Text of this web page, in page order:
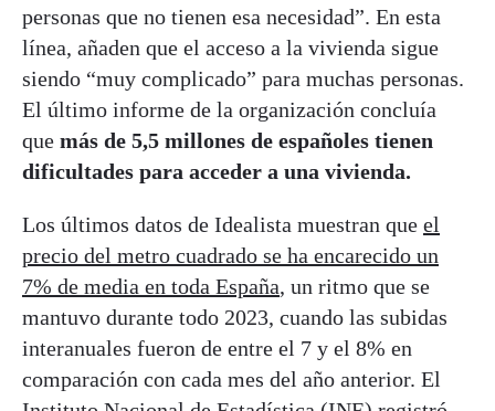
personas que no tienen esa necesidad”. En esta
línea, añaden que el acceso a la vivienda sigue
siendo “muy complicado” para muchas personas.
El último informe de la organización concluía
que más de 5,5 millones de españoles tienen
dificultades para acceder a una vivienda.
Los últimos datos de Idealista muestran que el
precio del metro cuadrado se ha encarecido un
7% de media en toda España, un ritmo que se
mantuvo durante todo 2023, cuando las subidas
interanuales fueron de entre el 7 y el 8% en
comparación con cada mes del año anterior. El